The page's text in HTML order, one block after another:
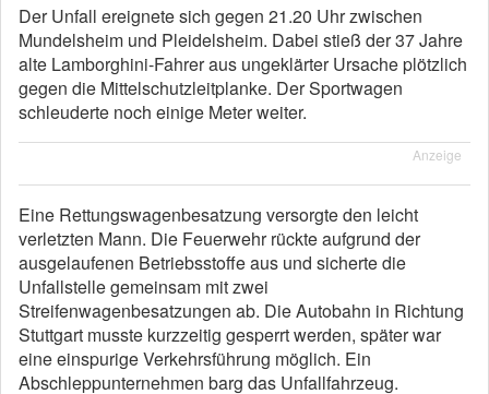
Der Unfall ereignete sich gegen 21.20 Uhr zwischen
Mundelsheim und Pleidelsheim. Dabei stieß der 37 Jahre
alte Lamborghini-Fahrer aus ungeklärter Ursache plötzlich
gegen die Mittelschutzleitplanke. Der Sportwagen
schleuderte noch einige Meter weiter.
Anzeige
Eine Rettungswagenbesatzung versorgte den leicht
verletzten Mann. Die Feuerwehr rückte aufgrund der
ausgelaufenen Betriebsstoffe aus und sicherte die
Unfallstelle gemeinsam mit zwei
Streifenwagenbesatzungen ab. Die Autobahn in Richtung
Stuttgart musste kurzzeitig gesperrt werden, später war
eine einspurige Verkehrsführung möglich. Ein
Abschleppunternehmen barg das Unfallfahrzeug.